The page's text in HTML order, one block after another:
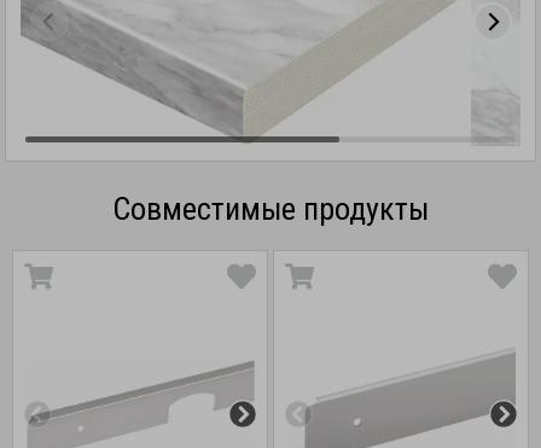
Совместимые продукты